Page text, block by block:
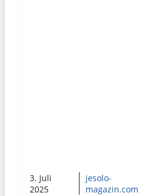
3. Juli
2025
jesolo-
magazin.com